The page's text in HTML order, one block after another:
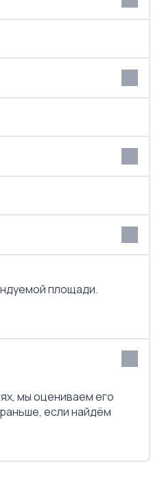
площади.
мы оцениваем его
если найдём